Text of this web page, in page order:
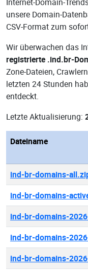
unsere Domain-
CSV-Format zum
Wir überwachen das
registrierte .ind.br-
Zone-Dateien,
letzten 24 Stunden
entdeckt.
Letzte Aktualisierung:
Dateiname
ind-br-domains-
ind-br-domains-
ind-br-domains-
ind-br-domains-
ind-br-domains-